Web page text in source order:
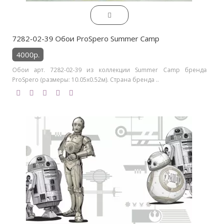
7282-02-39 Обои ProSpero Summer Camp
4000р.
Обои арт. 7282-02-39 из коллекции Summer Camp бренда
ProSpero (размеры: 10.05х0.52м). Страна бренда ..